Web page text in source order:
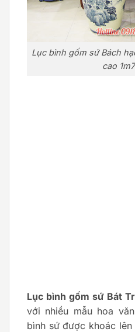
Lục bình gốm sứ Bách
cao
Lục bình gốm sứ Bát
với nhiều mẫu hoa
bình sứ được khoác